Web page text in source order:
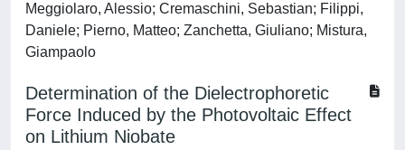
Meggiolaro, Alessio; Cremaschini, Sebastian; Filippi,
Daniele; Pierno, Matteo; Zanchetta, Giuliano; Mistura,
Giampaolo
Determination of the Dielectrophoretic
Force Induced by the Photovoltaic Effect
on Lithium Niobate